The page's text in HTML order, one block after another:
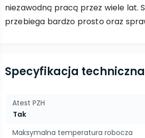
niezawodną pracą przez wiele lat.
przebiega bardzo prosto oraz
Specyfikacja techniczna
Atest PZH
Tak
Maksymalna temperatura robocza